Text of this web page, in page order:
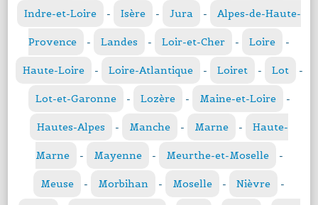
Indre-et-Loire - Isère - Jura - Alpes-de-Haute-
Provence - Landes - Loir-et-Cher - Loire -
Haute-Loire - Loire-Atlantique - Loiret - Lot -
Lot-et-Garonne - Lozère - Maine-et-Loire -
Hautes-Alpes - Manche - Marne - Haute-
Marne - Mayenne - Meurthe-et-Moselle -
Meuse - Morbihan - Moselle - Nièvre -